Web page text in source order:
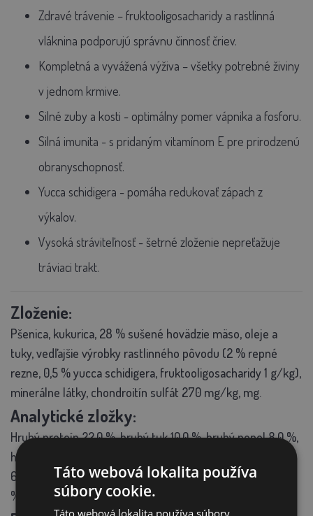
Zdravé trávenie – fruktooligosacharidy a rastlinná
vláknina podporujú správnu činnosť čriev.
Kompletná a vyvážená výživa – všetky potrebné živiny
v jednom krmive.
Silné zuby a kosti - optimálny pomer vápnika a fosforu.
Silná imunita - s pridaným vitamínom E pre prirodzenú
obranyschopnosť.
Yucca schidigera - pomáha redukovať zápach z
výkalov.
Vysoká stráviteľnosť - šetrné zloženie nepreťažuje
tráviaci trakt.
Zloženie:
Pšenica, kukurica, 28 % sušené hovädzie mäso, oleje a
tuky, vedľajšie výrobky rastlinného pôvodu (2 % repné
rezne, 0,5 % yucca schidigera, fruktooligosacharidy 1 g/kg),
minerálne látky, chondroitín sulfát 270 mg/kg, mg.
Analytické zložky:
Hrubý proteín 22,0 %, hrubý tuk 10,0 %, hrubý popol 8,0 %,
hrubá vláknina 3,0 %, vápnik 1,70 %, fosfor 1,20 %, omega-
6 mastnej kyseliny 2,4 %, omega-3 mastné kyseliny 0,15
%.
Táto webová lokalita používa
súbory cookie.
Táto webová lokalita používa súbory